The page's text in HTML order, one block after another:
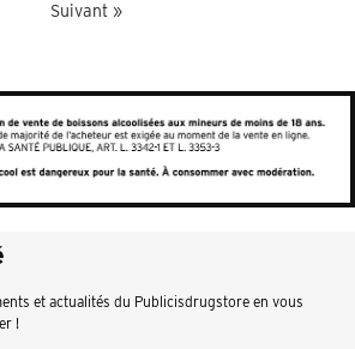
Suivant »
et actualités du Publicisdrugstore en vous
!